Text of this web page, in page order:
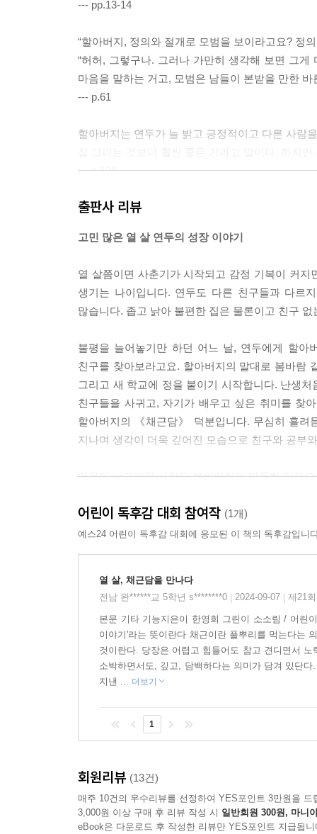
--- pp.13-14
“할아버지, 정의와 절개로 모범을 보이라고요? 정
“허허, 그렇구나. 그러나 가만히 생각해 보면 그
마음을 말하는 거고, 모범은 남들이 본받을 만한
--- p.61
할아버지는 연두가 늘 밝고 긍정적이고 다른 사람
--- p.128
친구 관계뿐 아니라 모든 일이 그렇다. 피아노도
사람은 되지 않을 것이다.
--- p.158
출판사 리뷰
고민 많은 열 살 연두의 성장 이야기
열 살쯤이면 사춘기가 시작되고 감정 기복이 커
생기는 나이입니다. 연두도 다른 친구들과 다르
많습니다. 좁고 낡아 불편한 집은 물론이고 친구
불평을 늘어놓기만 하던 어느 날, 연두에게 할
친구를 찾아보라고요. 할아버지의 말대로 봄바람
그리고 새 학교에 정을 붙이기 시작합니다. 난생
친구들을 사귀고, 자기가 배우고 싶은 취미를 찾
할아버지의 《채근담》 덕분입니다. 무심히 흘
지나며 생각이 더욱 깊어진 모습으로 친구와 공부
마음이 너그러운 사람은 봄바람처럼 따듯한 기운
〈나의 첫 인문고전〉 시리즈는 어린이들이 쉽게
어린이 독후감 대회 참여작 (1개)
예스24 어린이 독후감 대회에 응모된 이 책의 독후감입니
열 살, 채근담을 만나다
전남 완******교 5학년 s********0
2024-09-07 제21
본문 기타 기능지은이 한영희 그린이 소소림 / 어린
이야기'라는 뜻이란다 채근이란 풀뿌리를 먹는다는
것이란다. 당장은 어렵고 힘들어도 참고 견디면서
소박하면서도, 깊고, 담백하다는 의미가 담겨 있단
지낸 ... 더보기
1
회원리뷰 (13건)
매주 10건의 우수리뷰를 선정하여 YES포인트 3만원을 드
3,000원 이상 구매 후 리뷰 작성 시 일반회원 300원, 마니
eBook은 다운로드 후 작성한 리뷰만 YES포인트 지급됩니